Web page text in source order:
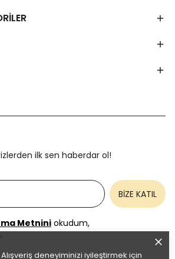
Alışveriş deneyiminizi iyileştirmek için
ilk sen haberdar ol!
BİZE KATIL
Metniniokudum,